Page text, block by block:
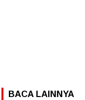
BACA LAINNYA